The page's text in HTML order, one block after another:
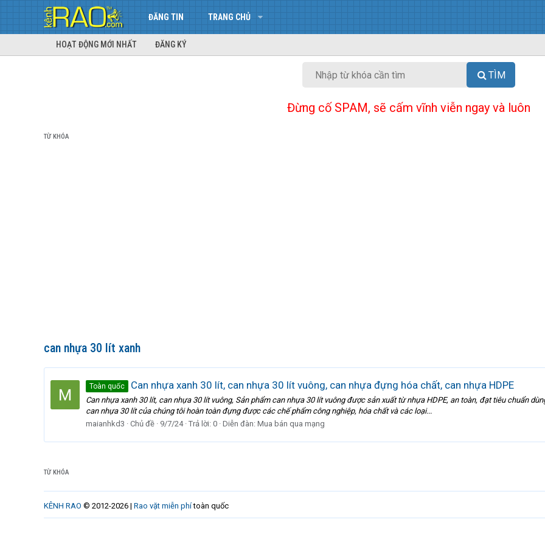
ĐĂNG TIN TRANG CHỦ
HOẠT ĐỘNG MỚI NHẤT ĐĂNG KÝ
TÌM
Đừng cố SPAM, sẽ cấm vĩnh viễn ngay và luôn
TỪ KHÓA
can nhựa 30 lít xanh
Toàn quốc Can nhựa xanh 30 lít, can nhựa 30 lít vuông, can nhựa đựng hóa chất, can nhựa HDPE
Can nhựa xanh 30 lít, can nhựa 30 lít vuông, Sản phẩm can nhựa 30 lít vuông được sản xuất từ nhựa HDPE, an toàn, đạt tiêu chuẩn
can nhựa 30 lít của chúng tôi hoàn toàn đựng được các chế phẩm công nghiệp, hóa chất và các loại...
maianhkd3
Chủ đề 9/7/24 Trả lời: 0 Diễn đàn: Mua bán qua mạng
TỪ KHÓA
KÊNH RAO © 2012-2026 | Rao vặt miễn phítoàn quốc